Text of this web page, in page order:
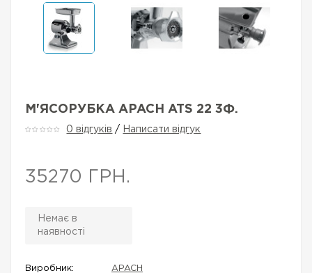
М'ЯСОРУБКА APACH ATS 22 3Ф.
0 відгуків / Написати відгук
35270 ГРН.
Немає в
наявності
Виробник:
APACH